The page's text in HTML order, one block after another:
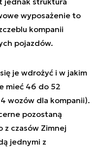
wyposażenie to
kompanii
pojazdów.
je wdrożyć i w jakim
mieć 46 do 52
wozów dla kompanii).
pozostaną
z czasów Zimnej
jednymi z